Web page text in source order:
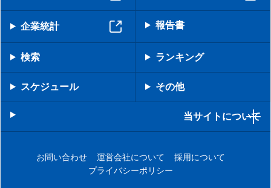
企業統計 報告書
検索 ランキング
スケジュール その他
当サイトについて
お問い合わせ 運営会社について
採用について
プライバシーポリシー